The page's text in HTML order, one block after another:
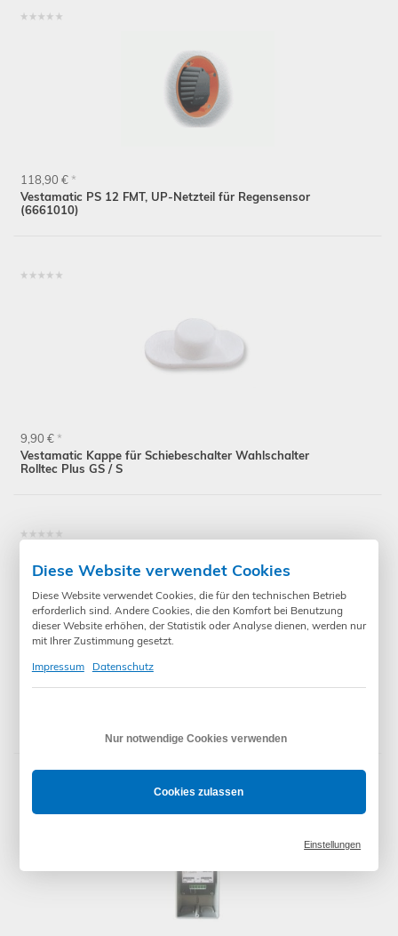
Vestamatic PS 12 FMT, UP-Netzteil für Regensensor
(6661010)
118,90 € *
Vestamatic Kappe für Schiebeschalter Wahlschalter
Rolltec Plus GS / S
9,90 € *
Diese Website verwendet Cookies
Diese Website verwendet Cookies, die für den technischen Betrieb
erforderlich sind. Andere Cookies, die den Komfort bei Benutzung
dieser Website erhöhen, der Statistik oder Analyse dienen, werden nur
mit Ihrer Zustimmung gesetzt.
Impressum
Datenschutz
Nur notwendige Cookies verwenden
Cookies zulassen
Einstellungen